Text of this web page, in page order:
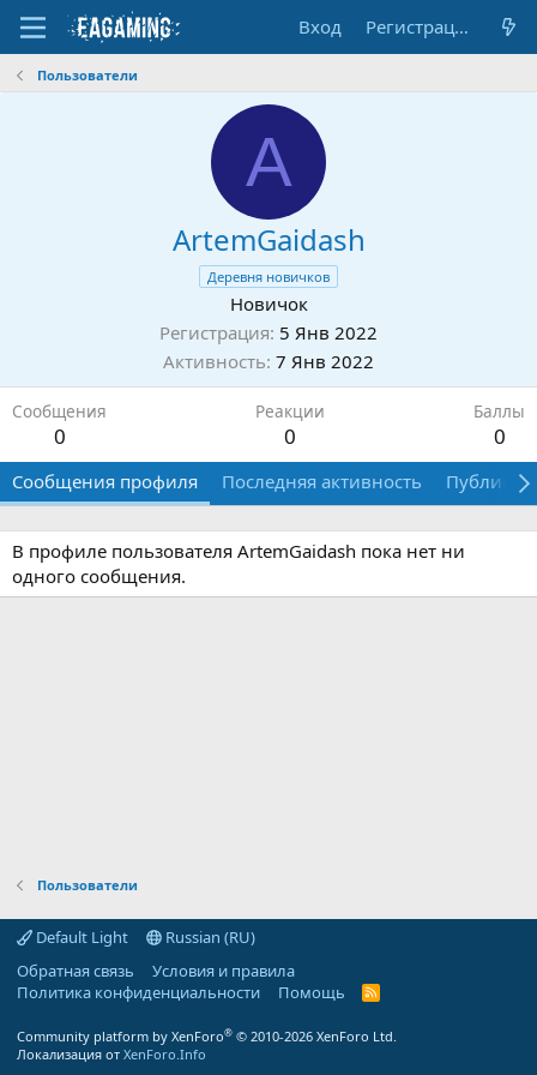
Вход Регистрация
Пользователи
A
ArtemGaidash
Деревня новичков
Новичок
Регистрация 5 Янв 2022
Активность 7 Янв 2022
Сообщения
0
Реакции
0
Баллы
0
Сообщения профиля Последняя активность
В профиле пользователя ArtemGaidash пока нет ни
одного сообщения.
Пользователи
Default Light
Russian (RU)
Обратная связь
Условия и правила
Политика конфиденциальности
Помощь
R
Community platform by XenForo® © 2010-2026 XenForo Ltd.
Локализация от XenForo.Info